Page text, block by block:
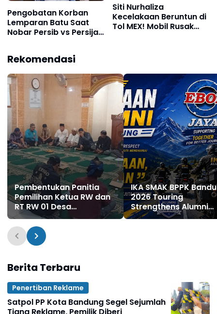
Pengobatan Korban
Lemparan Batu Saat
Nobar Persib vs Persija
Siti Nurhaliza
Kecelakaan Beruntun di
Tol MEX! Mobil Rusak
Rekomendasi
Pembentukan Panitia
Pemilihan Ketua RW dan
RT RW 01 Desa
Bojongsoang Digelar di
Masjid An-Nur
IKA SMAK BPPK
2026 Touring
Strengthens Alumni
Bonds Through "Ride
Berita Terbaru
Penertiban Reklame
Satpol PP Kota Bandung Segel Sejumlah